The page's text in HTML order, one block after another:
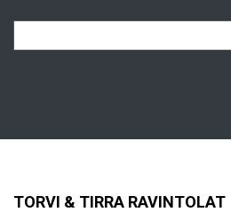
TORVI & TIRRA RAVINTOLAT